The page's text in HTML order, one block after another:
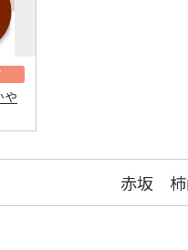
や
赤坂 柿